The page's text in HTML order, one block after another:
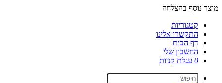
מוצר נוסף בהצלחה
קטגוריות
התקשרו אלינו
דף הבית
החשבון שלי
0 עגלת קניות